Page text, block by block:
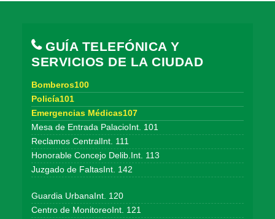
GUÍA TELEFÓNICA Y
SERVICIOS DE LA CIUDAD
Bomberos100
Policía101
Emergencias Médicas107
Mesa de Entrada PalacioInt. 101
Reclamos CentralInt. 111
Honorable Concejo Delib.Int. 113
Juzgado de FaltasInt. 142
Guardia UrbanaInt. 120
Centro de MonitoreoInt. 121